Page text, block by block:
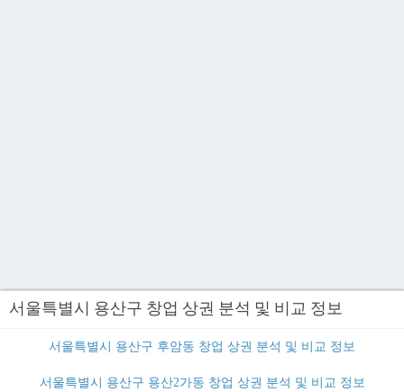
서울특별시 용산구 창업 상권 분석 및 비교 정보
서울특별시 용산구 후암동 창업 상권 분석 및 비교 정보
서울특별시 용산구 용산2가동 창업 상권 분석 및 비교 정보